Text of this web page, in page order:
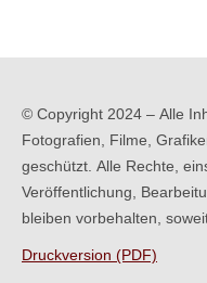
© Copyright 2024 – Alle
Fotografien, Filme,
geschützt. Alle Rechte,
Veröffentlichung, Bearbeitung, Nachnutzung und
bleiben vorbehalten,
Druckversion (PDF)